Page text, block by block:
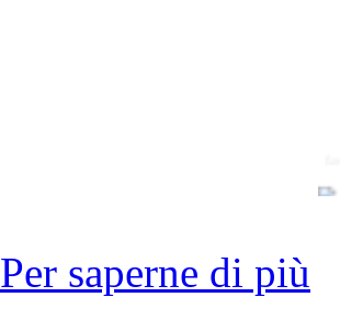
Per saperne di più